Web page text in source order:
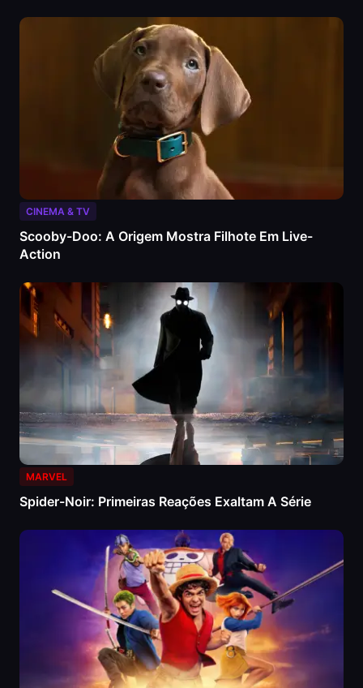
CINEMA & TV
Scooby-Doo: A Origem Mostra Filhote Em Live-
Action
MARVEL
Spider-Noir: Primeiras Reações Exaltam A Série